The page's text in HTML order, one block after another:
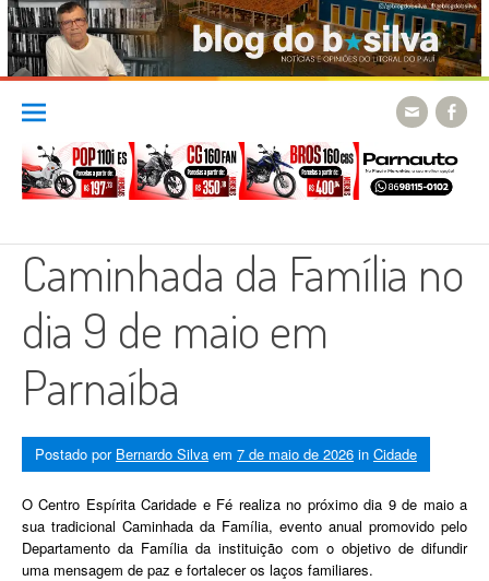
Skip
content
Caminhada da Família no
dia 9 de maio em
Parnaíba
Postado por Bernardo Silva em 7 de maio de 2026 in Cidade
O Centro Espírita Caridade e Fé realiza no próximo dia 9 de maio a
sua tradicional Caminhada da Família, evento anual promovido pelo
Departamento da Família da instituição com o objetivo de difundir
uma mensagem de paz e fortalecer os laços familiares.